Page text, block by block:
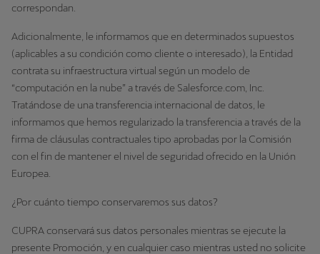
correspondan.
Adicionalmente, le informamos que en determinados supuestos
(aplicables a su condición como cliente o interesado), la Entidad
contrata su infraestructura virtual según un modelo de
“computación en la nube” a través de Salesforce.com, Inc.
Tratándose de una transferencia internacional de datos, le
informamos que hemos regularizado la transferencia a través de la
firma de cláusulas contractuales tipo aprobadas por la Comisión
con el fin de mantener el nivel de seguridad ofrecido en la Unión
Europea.
¿Por cuánto tiempo conservaremos sus datos?
CUPRA conservará sus datos personales mientras se ejecute la
presente Promoción, y en cualquier caso mientras usted no solicite